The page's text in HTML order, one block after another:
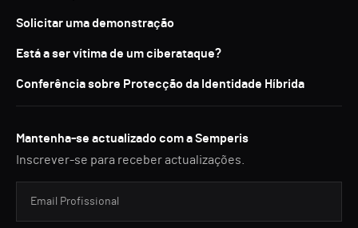
Solicitar uma demonstração
Está a ser vítima de um ciberataque?
Conferência sobre Protecção da Identidade Híbrida
Mantenha-se actualizado com a Semperis
Inscrever-se para receber actualizações.